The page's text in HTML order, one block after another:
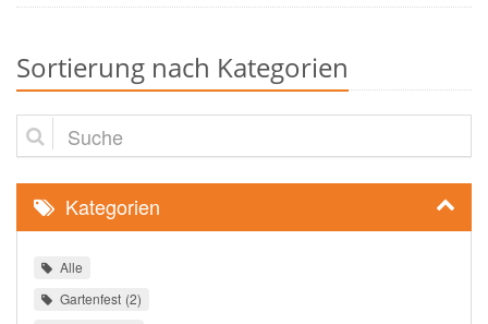
Sortierung nach Kategorien
Suche
Kategorien
Alle
Gartenfest 2